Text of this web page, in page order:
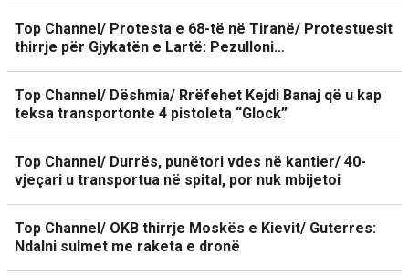
Top Channel/ Protesta e 68-të në Tiranë/ Protestuesit
thirrje për Gjykatën e Lartë: Pezulloni…
Top Channel/ Dëshmia/ Rrëfehet Kejdi Banaj që u kap
teksa transportonte 4 pistoleta “Glock”
Top Channel/ Durrës, punëtori vdes në kantier/ 40-
vjeçari u transportua në spital, por nuk mbijetoi
Top Channel/ OKB thirrje Moskës e Kievit/ Guterres:
Ndalni sulmet me raketa e dronë